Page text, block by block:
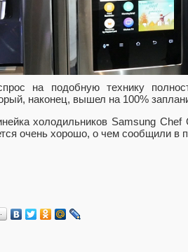
на подобную технику
наконец, вышел на 100%
холодильников Samsung Chef
очень хорошо, о чем сообщили в